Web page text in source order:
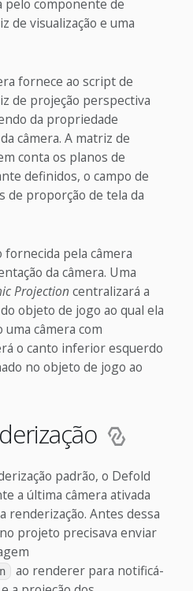
pelo componente de
de visualização e uma
fornece ao script de
de projeção perspectiva
da propriedade
da câmera. A matriz de
conta os planos de
definidos, o campo de
de proporção de tela da
fornecida pela câmera
da câmera. Uma
Projection centralizará a
objeto de jogo ao qual ela
câmera com
o canto inferior esquerdo
no objeto de jogo ao
padrão, o Defold
a última câmera ativada
renderização. Antes dessa
projeto precisava enviar
ao renderer para notificá-